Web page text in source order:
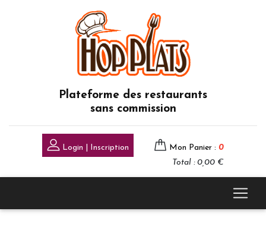
Plateforme des restaurants
sans commission
Login | Inscription Mon Panier : 0
Total : 0,00 €